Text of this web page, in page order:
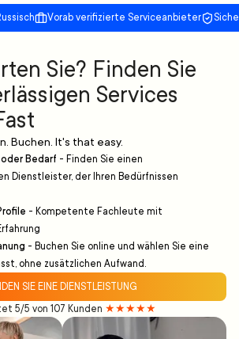
Vorab verifizierte Serviceanbieter
Sie? Finden Sie
Services
Buchen. It's that easy.
Bedarf - Finden Sie einen
Dienstleister, der Ihren Bedürfnissen
- Kompetente Fachleute mit
- Buchen Sie online und wählen Sie eine
ohne zusätzlichen Aufwand.
SIE EINE DIENSTLEISTUNG
5/5 von 107 Kunden ★★★★★